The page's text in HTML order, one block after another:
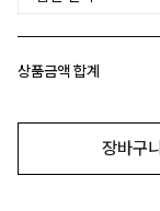
상품금액 합계
장바구니